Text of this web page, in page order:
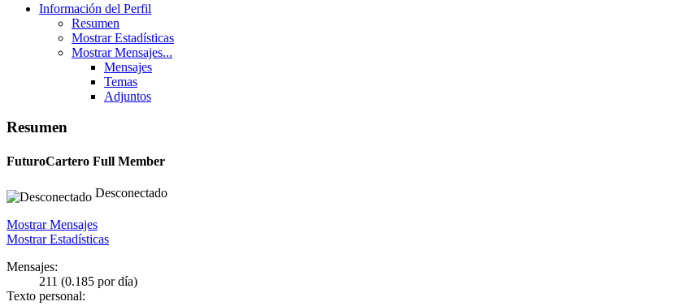
Información del Perfil
Resumen
Mostrar Estadísticas
Mostrar Mensajes...
Mensajes
Temas
Adjuntos
Resumen
FuturoCartero Full Member
Desconectado
Mostrar Mensajes
Mostrar Estadísticas
Mensajes:
211 (0.185 por día)
Texto personal: